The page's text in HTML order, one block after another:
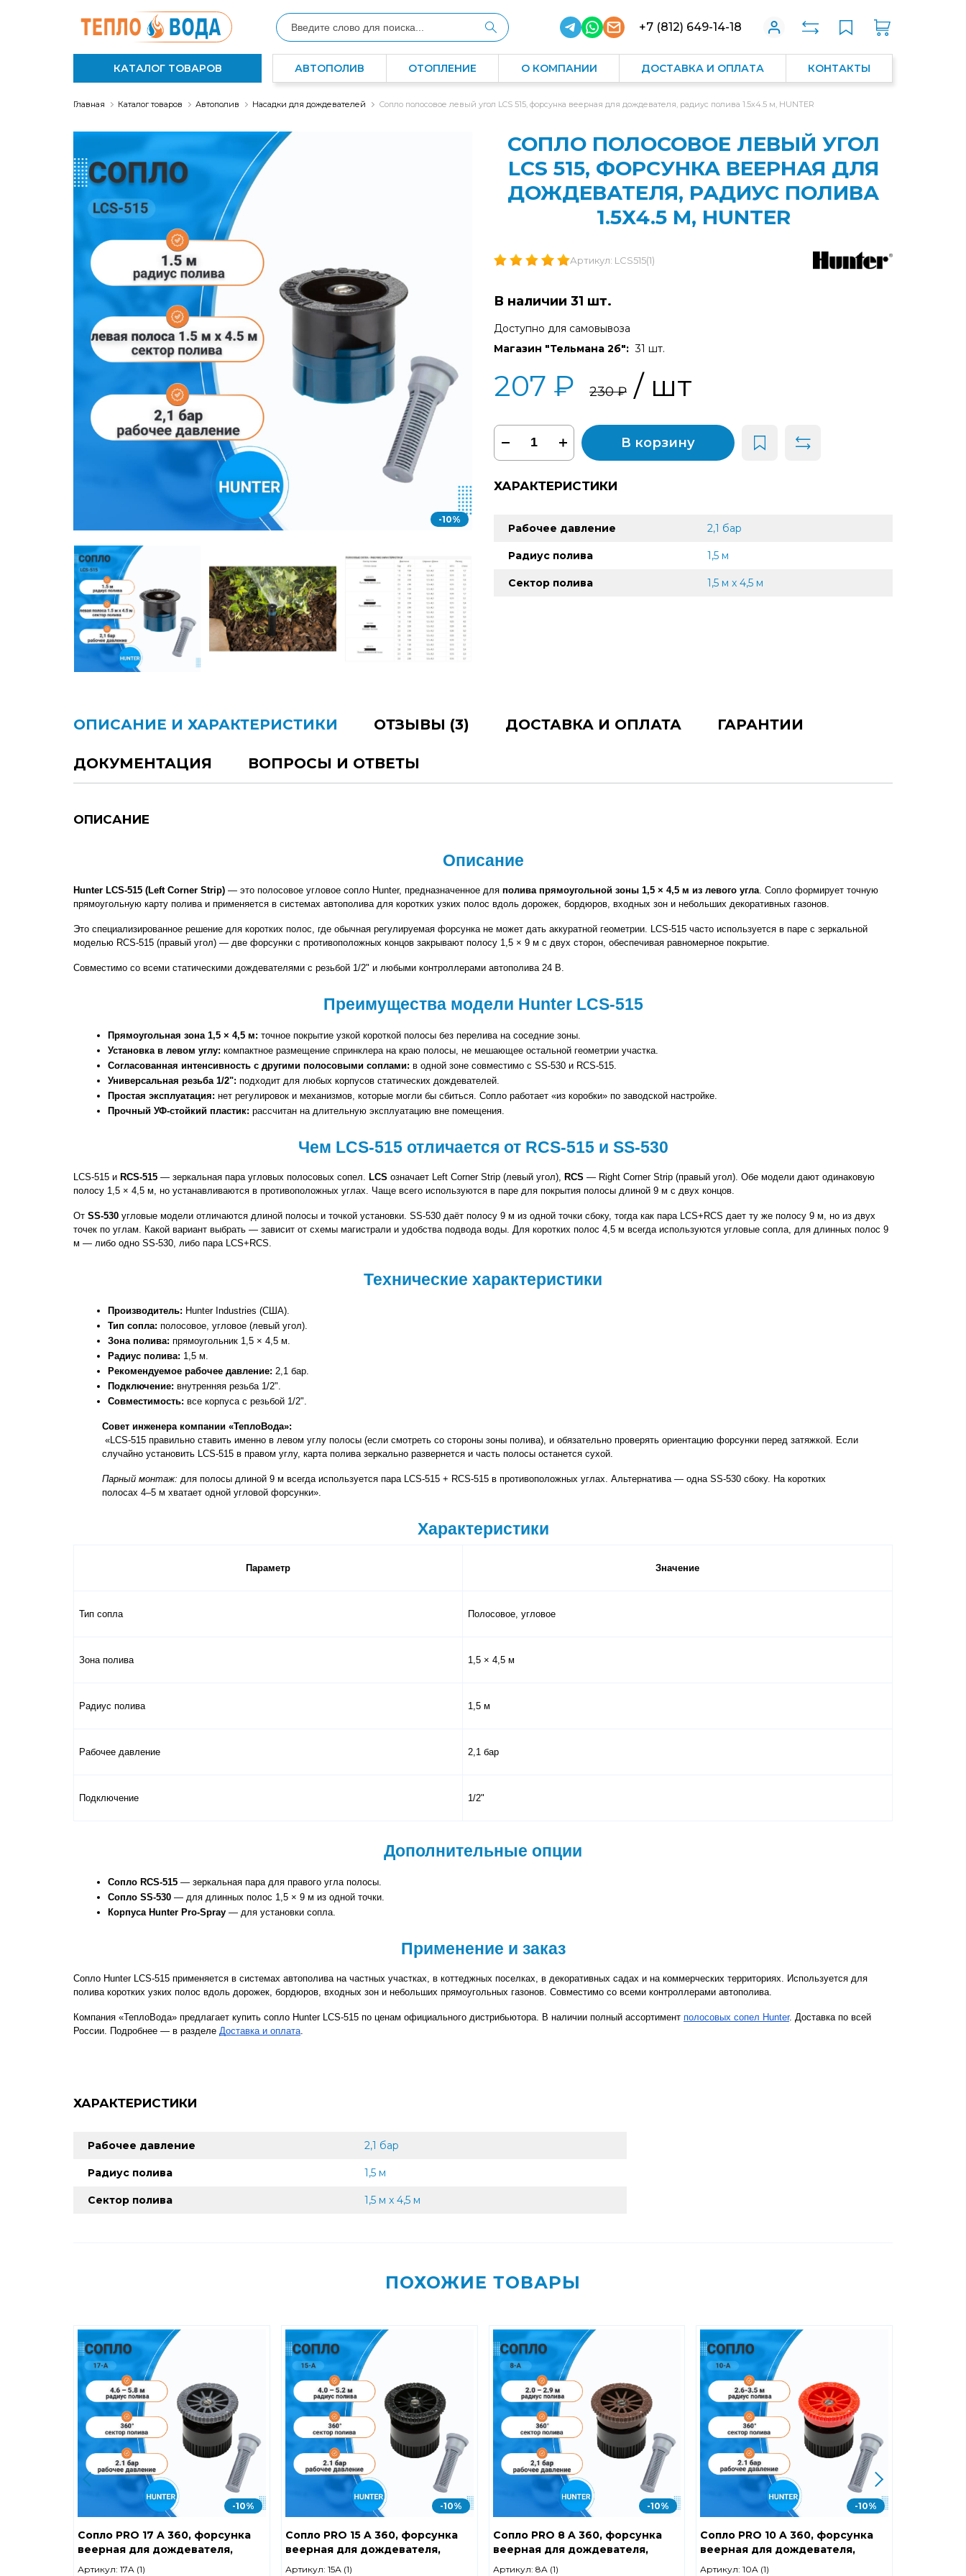
+7 (812) 649-14-18
КАТАЛОГ ТОВАРОВ АВТОПОЛИВ ОТОПЛЕНИЕ О КОМПАНИИ ДОСТАВКА И ОПЛАТА КОНТАКТЫ
Главная Каталог товаров Автополив Насадки для дождевателей Сопло полосовое левый угол LCS 515, форсунка веерная для дождевателя, радиус полива 1.5х4.5 м, HUNTER
-10%
СОПЛО ПОЛОСОВОЕ ЛЕВЫЙ УГОЛ
LCS 515, ФОРСУНКА ВЕЕРНАЯ ДЛЯ
ДОЖДЕВАТЕЛЯ, РАДИУС ПОЛИВА
1.5Х4.5 М, HUNTER
Артикул: LCS515(1)
В наличии 31 шт.
Доступно для самовывоза
Магазин "Тельмана 2б": 31 шт.
207 ₽ 230 ₽ / шт
В корзину
ХАРАКТЕРИСТИКИ
Рабочее давление 2,1 бар
Радиус полива 1,5 м
Сектор полива 1,5 м x 4,5 м
ОПИСАНИЕ И ХАРАКТЕРИСТИКИ ОТЗЫВЫ (3) ДОСТАВКА И ОПЛАТА ГАРАНТИИ
ДОКУМЕНТАЦИЯ ВОПРОСЫ И ОТВЕТЫ
ОПИСАНИЕ
Описание
Hunter LCS-515 (Left Corner Strip) — это полосовое угловое сопло Hunter, предназначенное для полива прямоугольной зоны 1,5 × 4,5 м из левого угла. Сопло формирует точную
прямоугольную карту полива и применяется в системах автополива для коротких узких полос вдоль дорожек, бордюров, входных зон и небольших декоративных газонов.
Это специализированное решение для коротких полос, где обычная регулируемая форсунка не может дать аккуратной геометрии. LCS-515 часто используется в паре с зеркальной
моделью RCS-515 (правый угол) — две форсунки с противоположных концов закрывают полосу 1,5 × 9 м с двух сторон, обеспечивая равномерное покрытие.
Совместимо со всеми статическими дождевателями с резьбой 1/2" и любыми контроллерами автополива 24 В.
Преимущества модели Hunter LCS-515
Прямоугольная зона 1,5 × 4,5 м: точное покрытие узкой короткой полосы без перелива на соседние зоны.
Установка в левом углу: компактное размещение спринклера на краю полосы, не мешающее остальной геометрии участка.
Согласованная интенсивность с другими полосовыми соплами: в одной зоне совместимо с SS-530 и RCS-515.
Универсальная резьба 1/2": подходит для любых корпусов статических дождевателей.
Простая эксплуатация: нет регулировок и механизмов, которые могли бы сбиться. Сопло работает «из коробки» по заводской настройке.
Прочный УФ-стойкий пластик: рассчитан на длительную эксплуатацию вне помещения.
Чем LCS-515 отличается от RCS-515 и SS-530
LCS-515 и RCS-515 — зеркальная пара угловых полосовых сопел. LCS означает Left Corner Strip (левый угол), RCS — Right Corner Strip (правый угол). Обе модели дают одинаковую
полосу 1,5 × 4,5 м, но устанавливаются в противоположных углах. Чаще всего используются в паре для покрытия полосы длиной 9 м с двух концов.
От SS-530 угловые модели отличаются длиной полосы и точкой установки. SS-530 даёт полосу 9 м из одной точки сбоку, тогда как пара LCS+RCS дает ту же полосу 9 м, но из двух
точек по углам. Какой вариант выбрать — зависит от схемы магистрали и удобства подвода воды. Для коротких полос 4,5 м всегда используются угловые сопла, для длинных полос 9
м — либо одно SS-530, либо пара LCS+RCS.
Технические характеристики
Производитель: Hunter Industries (США).
Тип сопла: полосовое, угловое (левый угол).
Зона полива: прямоугольник 1,5 × 4,5 м.
Радиус полива: 1,5 м.
Рекомендуемое рабочее давление: 2,1 бар.
Подключение: внутренняя резьба 1/2".
Совместимость: все корпуса с резьбой 1/2".
Совет инженера компании «ТеплоВода»:
случайно установить LCS-515 в правом углу, карта полива зеркально развернется и часть полосы останется сухой.
Парный монтаж: для полосы длиной 9 м всегда используется пара LCS-515 + RCS-515 в противоположных углах. Альтернатива — одна SS-530 сбоку. На коротких
полосах 4–5 м хватает одной угловой форсунки».
Характеристики
Параметр Значение
Тип сопла Полосовое, угловое
Зона полива 1,5 × 4,5 м
Радиус полива 1,5 м
Рабочее давление 2,1 бар
Подключение 1/2"
Дополнительные опции
Сопло RCS-515 — зеркальная пара для правого угла полосы.
Сопло SS-530 — для длинных полос 1,5 × 9 м из одной точки.
Корпуса Hunter Pro-Spray — для установки сопла.
Применение и заказ
Сопло Hunter LCS-515 применяется в системах автополива на частных участках, в коттеджных поселках, в декоративных садах и на коммерческих территориях. Используется для
полива коротких узких полос вдоль дорожек, бордюров, входных зон и небольших прямоугольных газонов. Совместимо со всеми контроллерами автополива.
Компания «ТеплоВода» предлагает купить сопло Hunter LCS-515 по ценам официального дистрибьютора. В наличии полный ассортимент полосовых сопел Hunter. Доставка по всей
России. Подробнее — в разделе Доставка и оплата
ХАРАКТЕРИСТИКИ
Рабочее давление 2,1 бар
Радиус полива 1,5 м
Сектор полива 1,5 м x 4,5 м
ПОХОЖИЕ ТОВАРЫ
-10%
Сопло PRO 17 A 360, форсунка
веерная для дождевателя,
радиус полива 4.6-5.8 м,
Артикул: 17A (1)
-10%
Сопло PRO 15 A 360, форсунка
веерная для дождевателя,
радиус полива 4-5.2 м, HUNTER
Артикул: 15А (1)
-10%
Сопло PRO 8 A 360, форсунка
веерная для дождевателя,
радиус полива 2-2.9 м, HUNTER
Артикул: 8A (1)
-10%
Сопло PRO 10 A 360, форсунка
веерная для дождевателя,
радиус полива 2.6-3.5 м, HUNTER
Артикул: 10A (1)